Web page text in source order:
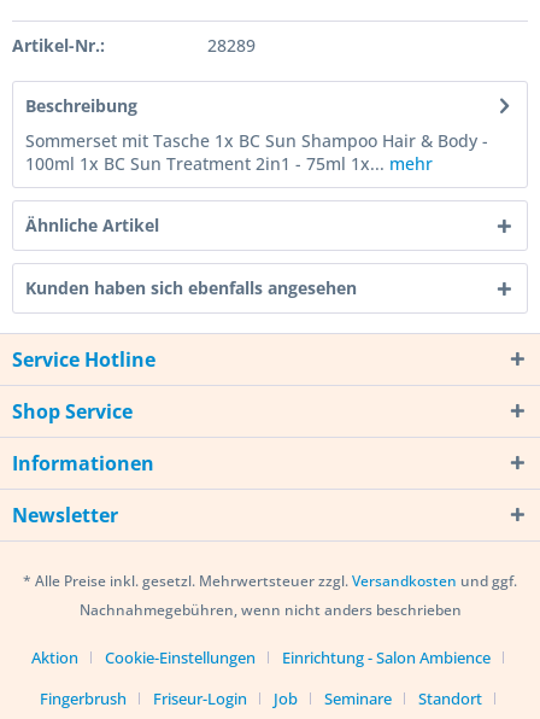
Artikel-Nr.: 28289
Beschreibung
Sommerset mit Tasche 1x BC Sun Shampoo Hair & Body -
100ml 1x BC Sun Treatment 2in1 - 75ml 1x... mehr
Ähnliche Artikel
Kunden haben sich ebenfalls angesehen
Service Hotline
Shop Service
Informationen
Newsletter
* Alle Preise inkl. gesetzl. Mehrwertsteuer zzgl.Versandkosten und ggf.
Nachnahmegebühren, wenn nicht anders beschrieben
Aktion Cookie-Einstellungen
Einrichtung - Salon Ambience
Fingerbrush
Friseur-Login Job Seminare Standort